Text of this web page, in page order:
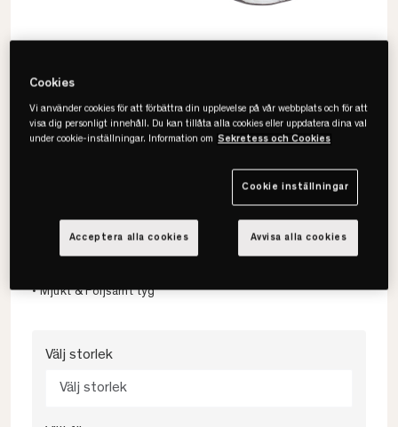
Caldo Duntofflor
• Europeiskt Klass 1 dun
• Mjukt & Följsamt tyg
Välj storlek
Välj storlek
Cookies
Vi använder cookies för att förbättra din upplevelse på vår webbplats och för att
visa dig personligt innehåll. Du kan tillåta alla cookies eller uppdatera dina val
under cookie-inställningar. Information om Sekretess och Cookies
Cookie inställningar
Avvisa alla cookies
Acceptera alla cookies